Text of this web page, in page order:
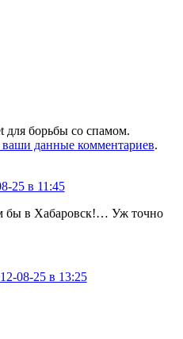
для борьбы со спамом.
ваши данные комментариев.
25 в 11:45
бы в Хабаровск!… Уж точно
08-25 в 13:25